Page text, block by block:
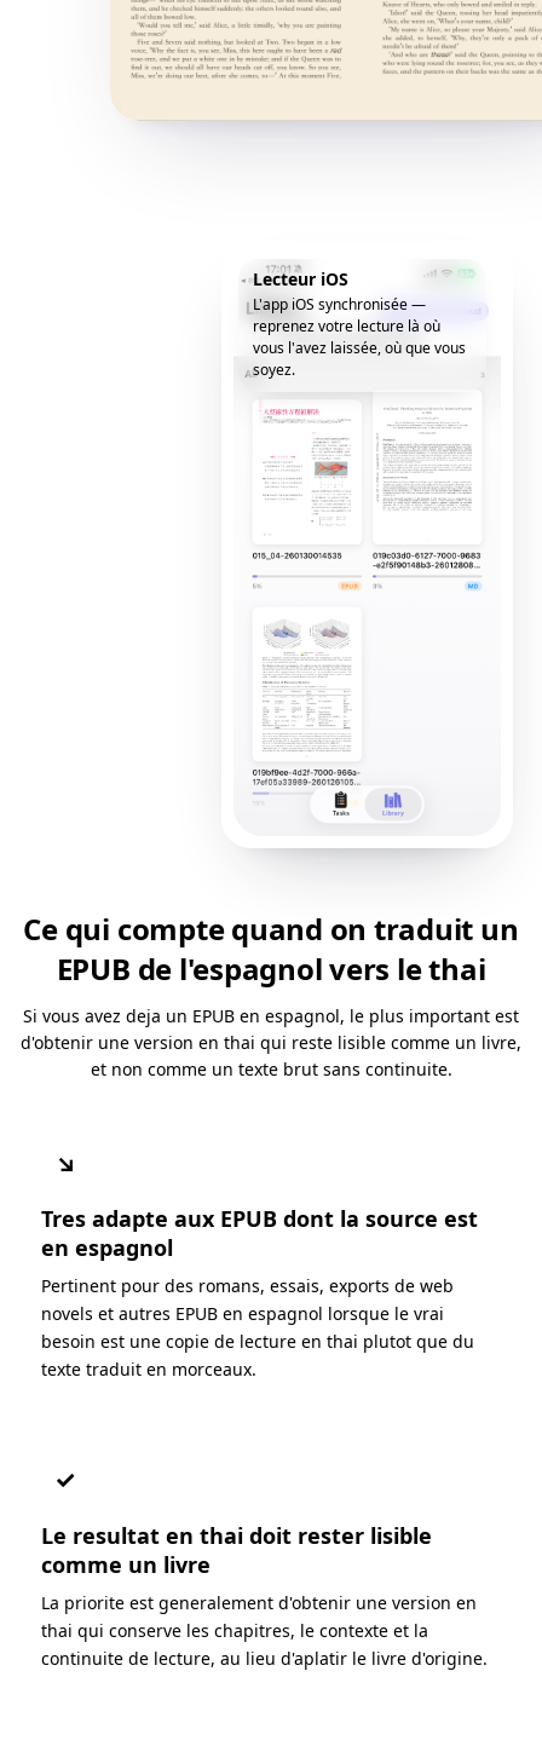
Lecteur iOS
L'app iOS synchronisée —
reprenez votre lecture là où
vous l'avez laissée, où que vous
soyez.
Ce qui compte quand on traduit un
EPUB de l'espagnol vers le thai
Si vous avez deja un EPUB en espagnol, le plus important est
d'obtenir une version en thai qui reste lisible comme un livre,
et non comme un texte brut sans continuite.
↘
Tres adapte aux EPUB dont la source est
en espagnol
Pertinent pour des romans, essais, exports de web
novels et autres EPUB en espagnol lorsque le vrai
besoin est une copie de lecture en thai plutot que du
texte traduit en morceaux.
✓
Le resultat en thai doit rester lisible
comme un livre
La priorite est generalement d'obtenir une version en
thai qui conserve les chapitres, le contexte et la
continuite de lecture, au lieu d'aplatir le livre d'origine.